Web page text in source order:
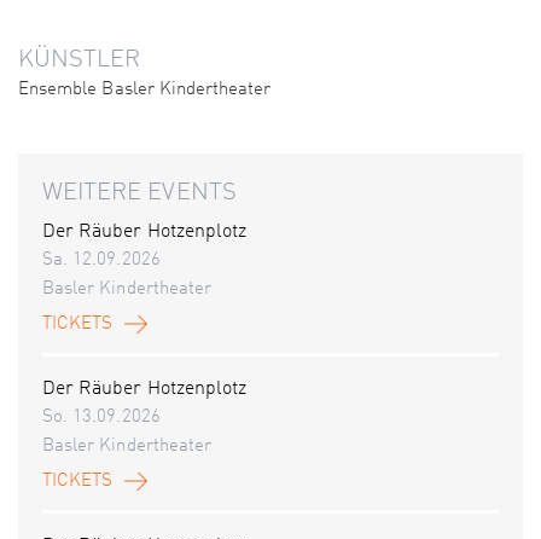
KÜNSTLER
Ensemble Basler Kindertheater
WEITERE EVENTS
Der Räuber Hotzenplotz
Sa. 12.09.2026
Basler Kindertheater
TICKETS
Der Räuber Hotzenplotz
So. 13.09.2026
Basler Kindertheater
TICKETS